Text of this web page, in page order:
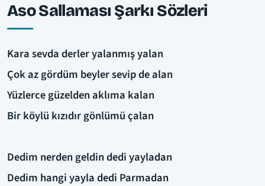
Aso Sallaması Şarkı Sözleri
Kara sevda derler yalanmış yalan
Çok az gördüm beyler sevip de alan
Yüzlerce güzelden aklıma kalan
Bir köylü kızıdır gönlümü çalan
Dedim nerden geldin dedi yayladan
Dedim hangi yayla dedi Parmadan